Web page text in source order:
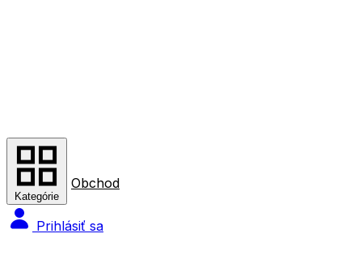
Kategórie
Obchod
Prihlásiť sa